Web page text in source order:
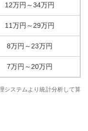
12万円 ～34万円
11万円 ～ 29万円
8万円 ～ 23万円
7万円 ～ 20万円
システムより統計分析して算